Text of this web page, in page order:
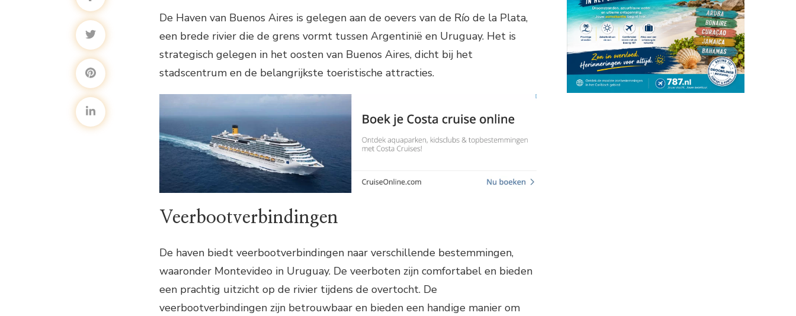
De Haven van Buenos Aires is gelegen aan de oevers van de Río de la Plata,
een brede rivier die de grens vormt tussen Argentinië en Uruguay. Het is
strategisch gelegen in het oosten van Buenos Aires, dicht bij het
stadscentrum en de belangrijkste toeristische attracties.
Veerbootverbindingen
De haven biedt veerbootverbindingen naar verschillende bestemmingen,
waaronder Montevideo in Uruguay. De veerboten zijn comfortabel en bieden
een prachtig uitzicht op de rivier tijdens de overtocht. De
veerbootverbindingen zijn betrouwbaar en bieden een handige manier om